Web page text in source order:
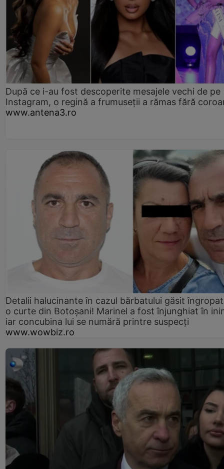
După ce i-au fost descoperite mesajele vechi de pe
Instagram, o regină a frumuseții a rămas fără
www.antena3.ro
Detalii halucinante în cazul bărbatului găsit
o curte din Botoșani! Marinel a fost înjunghiat în
iar concubina lui se numără printre suspecți
www.wowbiz.ro